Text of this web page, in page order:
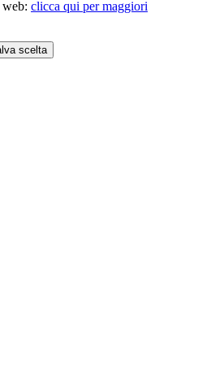
clicca qui per maggiori
scelta